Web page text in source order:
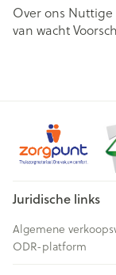
Over ons Nuttige
van wacht
Juridische links
Algemene
ODR-platform